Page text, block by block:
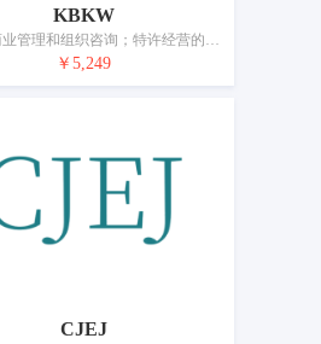
KBKW
广告；商业管理和组织咨询；特许经营的商业管理；为他人推销；市场营销；人事管理咨询；打字；会计服务；寻找赞助；医疗用品零售或批发服务
￥5,249
CJEJ